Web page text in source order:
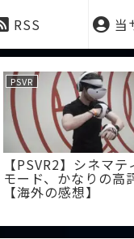
RSS 当
PSVR
【PSVR2】シネマテ
モード、かなりの高
【海外の感想】